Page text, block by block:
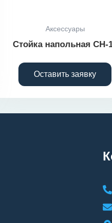
Аксессуары
Стойка напольная СН-
Оставить заявку